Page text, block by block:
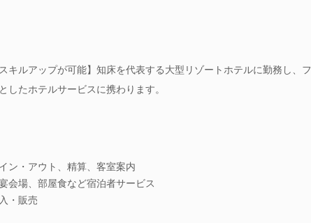
キルアップが可能】知床を代表する大型リゾートホテルに勤務し、フ
したホテルサービスに携わります。
ン・アウト、精算、客室案内
会場、部屋食など宿泊者サービス
・販売